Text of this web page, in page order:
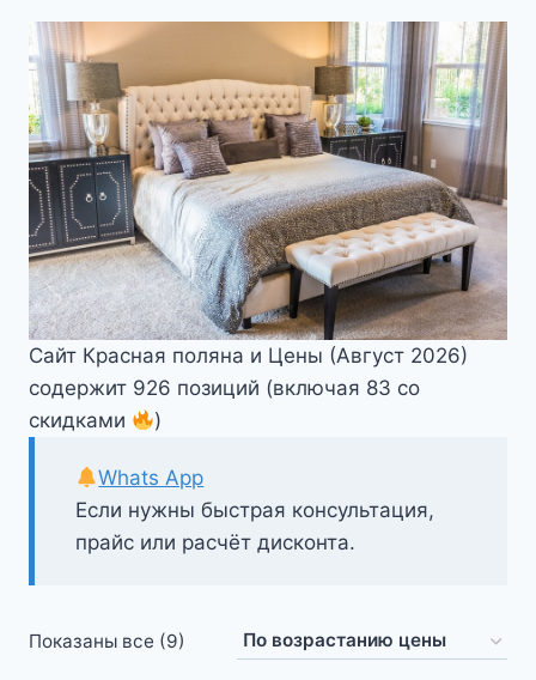
Сайт Красная поляна и Цены (Август 2026)
содержит 926 позиций (включая 83 со
скидками
)
Если нужны быстрая консультация,
прайс или расчёт дисконта.
Whats App
Показаны все (9)